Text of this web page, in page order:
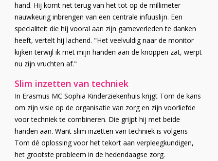
hand. Hij komt net terug van het tot op de millimeter
nauwkeurig inbrengen van een centrale infuuslijn. Een
specialiteit die hij vooral aan zijn gameverleden te danken
heeft, vertelt hij lachend. "Het veelvuldig naar de monitor
kijken terwijl ik met mijn handen aan de knoppen zat, werpt
nu zijn vruchten af."
Slim inzetten van techniek
In Erasmus MC Sophia Kinderziekenhuis krijgt Tom de kans
om zijn visie op de organisatie van zorg en zijn voorliefde
voor techniek te combineren. Die grijpt hij met beide
handen aan. Want slim inzetten van techniek is volgens
Tom dé oplossing voor het tekort aan verpleegkundigen,
het grootste probleem in de hedendaagse zorg.